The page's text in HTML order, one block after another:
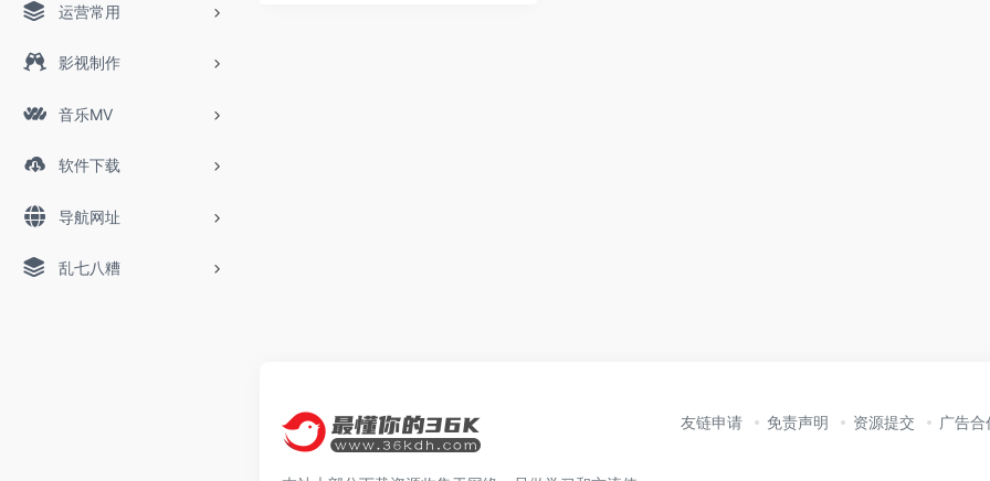
运营常用
影视制作
音乐MV
软件下载
导航网址
乱七八糟
友链申请 免责声明 资源提交 广告合